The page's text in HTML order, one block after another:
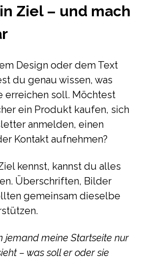
Ziel – und mach
Design oder dem Text
du genau wissen, was
erreichen soll. Möchtest
ein Produkt kaufen, sich
anmelden, einen
Kontakt aufnehmen?
kennst, kannst du alles
Überschriften, Bilder
gemeinsam dieselbe
jemand meine Startseite nur
– was soll er oder sie